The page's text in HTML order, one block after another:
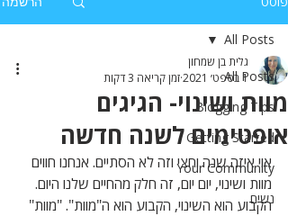
All Posts
Blogging Tips
Getting Started
Your Community
נשים
All Posts
מוות ושינוי- הגיגים
אופטימים לשנה חדשה
גלית בן שמחון
1 בספט׳ 2021
זמן קריאה 3 דקות
אוי איזה שנה וחצי וזה לא הסתיים. אנחנו חווים
מוות ושינוי, יום יום, זה חלק מהחיים שלנו היום.
הקבוע הוא השינוי, הקבוע הוא ה"מוות". "מוות"